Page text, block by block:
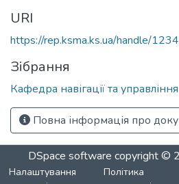
URI
https://rep.ksma.ks.ua/handle/
Зібрання
Кафедра навігації та
Повна інформація про
DSpace software copyright ©
Налаштування
Політика